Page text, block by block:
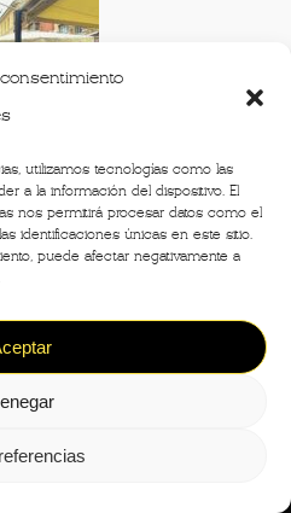
utilizamos tecnologías como las
a la información del dispositivo. El
nos permitirá procesar datos como el
identificaciones únicas en este sitio.
puede afectar negativamente a